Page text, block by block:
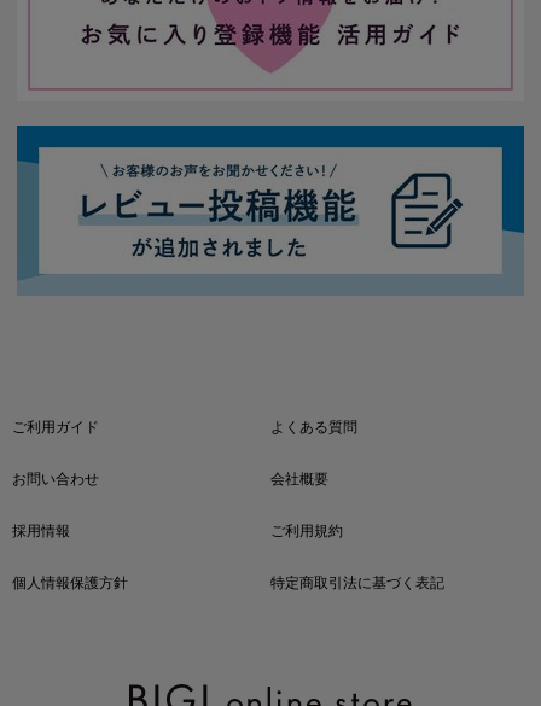
ご利用ガイド よくある質問
お問い合わせ 会社概要
採用情報 ご利用規約
個人情報保護方針 特定商取引法に基づく表記